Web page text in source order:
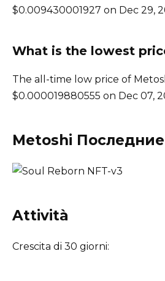
$0.009430001927 on Dec 29,
What is the lowest
The all-time low price of
$0.000019880555 on Dec 07,
Metoshi
Attività
Crescita di 30 giorni: